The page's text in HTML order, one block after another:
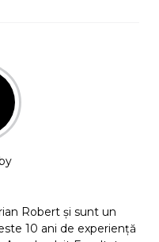
Robert și sunt un
10 ani de experiență